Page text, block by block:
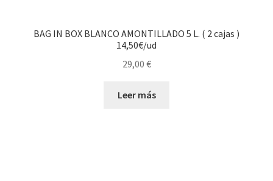
BAG IN BOX BLANCO AMONTILLADO 5 L. ( 2 cajas )
14,50€/ud
29,00 €
Leer más